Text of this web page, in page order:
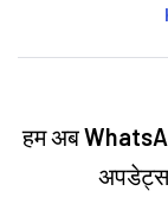
हम अब